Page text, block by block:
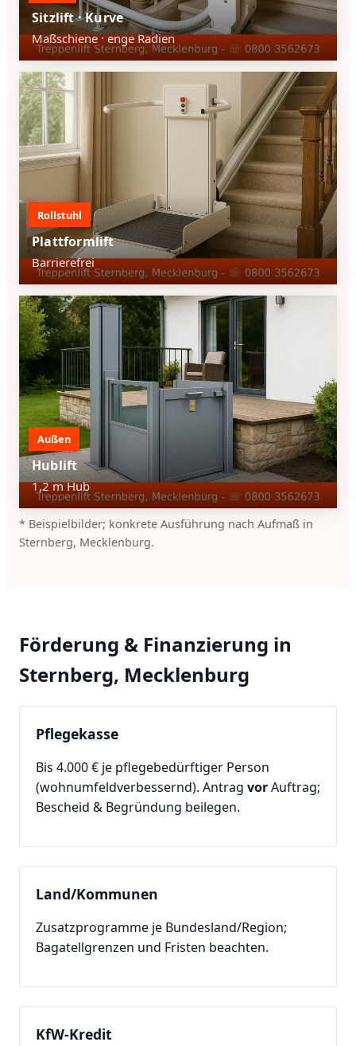
Sitzlift · Kurve
Maßschiene · enge Radien
Rollstuhl
Plattformlift
Barrierefrei
Außen
Hublift
1,2 m Hub
* Beispielbilder; konkrete Ausführung nach Aufmaß in
Sternberg, Mecklenburg.
Förderung & Finanzierung in
Sternberg, Mecklenburg
Pflegekasse
Bis 4.000 € je pflegebedürftiger Person
(wohnumfeldverbessernd). Antrag vorAuftrag;
Bescheid & Begründung beilegen.
Land/Kommunen
Zusatzprogramme je Bundesland/Region;
Bagatellgrenzen und Fristen beachten.
KfW-Kredit